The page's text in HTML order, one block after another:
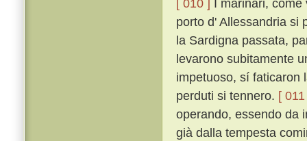
[ 010 ] I marinari,
porto d' Allessandria si
la Sardigna passata,
levarono subitamente
impetuoso, sí faticaron
perduti si tennero. [
operando, essendo da
già dalla tempesta